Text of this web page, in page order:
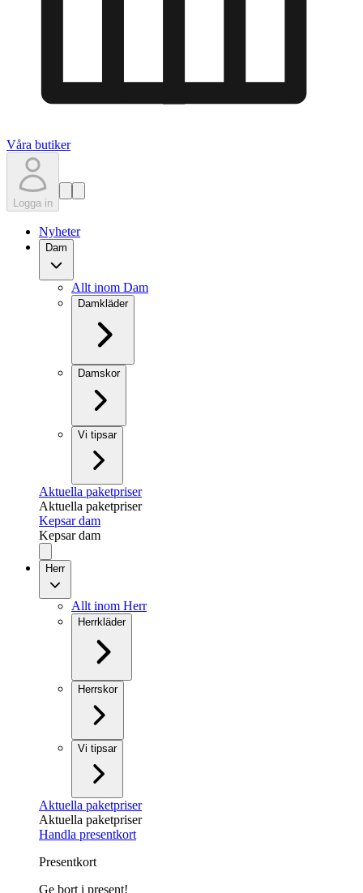
Våra butiker
Logga in
Nyheter
Dam
Allt inom Dam
Damkläder
Damskor
Vi tipsar
Aktuella paketpriser
Aktuella paketpriser
Kepsar dam
Kepsar dam
Herr
Allt inom Herr
Herrkläder
Herrskor
Vi tipsar
Aktuella paketpriser
Aktuella paketpriser
Handla presentkort
Presentkort
Ge bort i present!